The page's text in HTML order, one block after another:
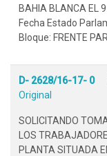
BAHIA BLANCA EL 9
Fecha Estado
Bloque: FRENTE
D- 2628/16-17- 0
Original
SOLICITANDO
LOS
PLANTA SITUADA